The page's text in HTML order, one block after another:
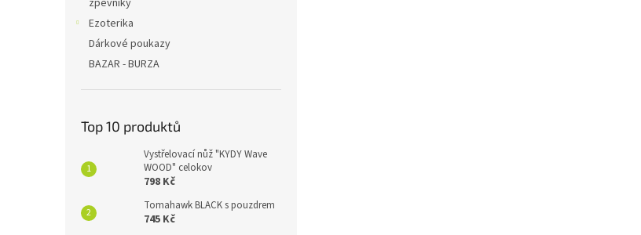
zpěvníky
Ezoterika
Dárkové poukazy
BAZAR - BURZA
Top 10 produktů
Vystřelovací nůž "KYDY Wave
WOOD" celokov
798 Kč
Tomahawk BLACK s pouzdrem
745 Kč